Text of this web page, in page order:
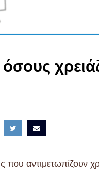
αντιμετωπίζουν